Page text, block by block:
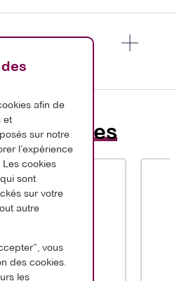
ou plus
?
afin de
et
sur notre
l’expérience
cookies
sont
sur votre
autre
vous
des cookies.
les